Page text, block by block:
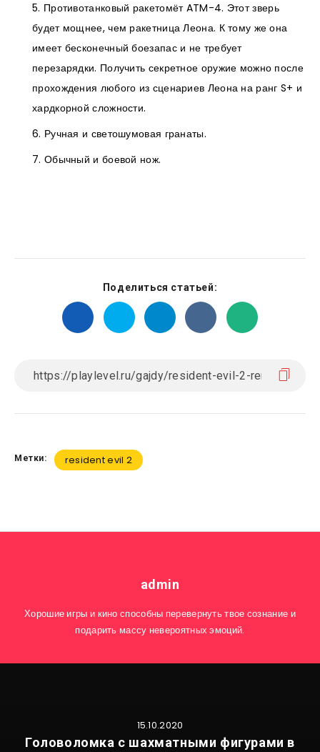
Противотанковый ракетомёт ATM-4. Этот зверь
будет мощнее, чем ракетница Леона. К тому же она
имеет бесконечный боезапас и не требует
перезарядки. Получить секретное оружие можно после
прохождения любого из сценариев Леона на ранг S+ и
хардкорной сложности.
Ручная и светошумовая гранаты.
Обычный и боевой нож.
Поделиться статьей:
Метки: resident evil 2
admin
Хорошие игры и кино способны перевернуть твое сознание и
подарить массу невероятных эмоций.
15.10.2020
Головоломка с шахматными фигурами в